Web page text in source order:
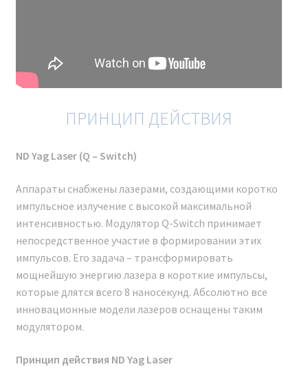
обслуживание на всем протяжении гарантийного
срока и после него.
Каждый владелец аппарата Неодимовый лазер для
удаления тату и карбонового пилинга Nd: YAG Y8 (
документов. Предоставляется удаленное обучение и
штате компании работают профессиональные
консультанты, врачи-косметологи, готовые
предоставить профессиональную консультацию до
и после покупки, а также полное информационное и
консультационное сопровождение.
ПРИНЦИП ДЕЙСТВИЯ
ND Yag Laser (Q – Switch)
Аппараты снабжены лазерами, создающими коротко
импульсное излучение с высокой максимальной
интенсивностью. Модулятор Q-Switch принимает
непосредственное участие в формировании этих
импульсов. Его задача – трансформировать
мощнейшую энергию лазера в короткие импульсы,
которые длятся всего 8 наносекунд. Абсолютно все
инновационные модели лазеров оснащены таким
модулятором.
Принцип действия ND Yag Laser